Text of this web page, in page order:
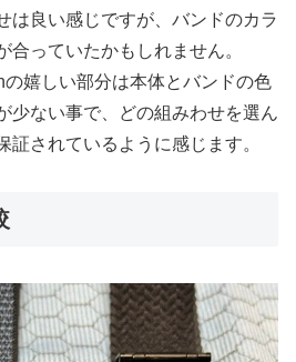
良い感じですが、バンドのカラ
合っていたかもしれません。
嬉しい部分は本体とバンドの色
少ない事で、どの組みわせを選ん
証されているように感じます。